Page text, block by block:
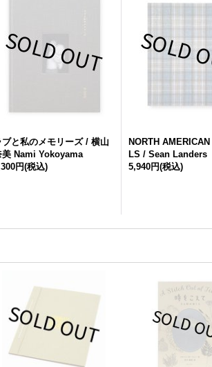
ブと私のメモリーズ / 横山
美 Nami Yokoyama
円(税込)
NORTH
LS / Sean Landers
5,940円(税込)